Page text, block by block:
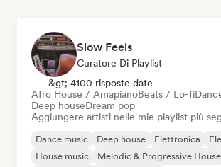
Slow Feels
Curatore Di Playlist
&gt; 4100 risposte date
Afro House / AmapianoBeats / Lo-fi
Deep houseDream pop
Aggiungere artisti nelle mie playlist più
Dance music Deep house Elettronica
House music
Melodic & Progressive House